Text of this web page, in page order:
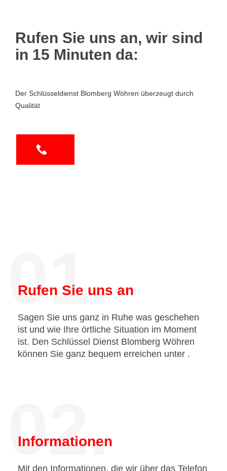
Rufen Sie uns an, wir sind
in 15 Minuten da:
Der Schlüsseldienst Blomberg Wöhren überzeugt durch
Qualität
01.
Rufen Sie uns an
Sagen Sie uns ganz in Ruhe was geschehen
ist und wie Ihre örtliche Situation im Moment
ist. Den Schlüssel Dienst Blomberg Wöhren
können Sie ganz bequem erreichen unter .
02.
Informationen
Mit den Informationen, die wir über das Telefon